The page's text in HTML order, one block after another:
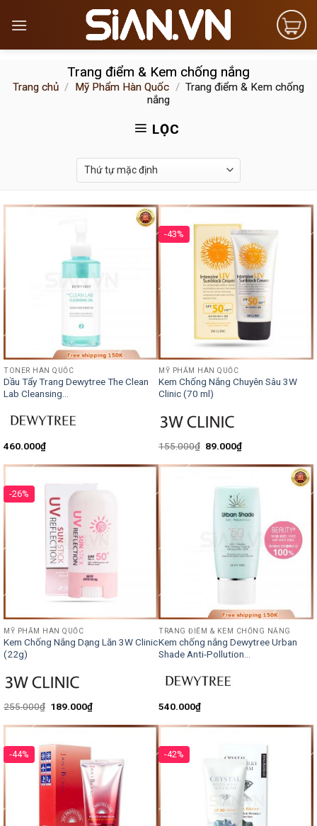
Trang điểm & Kem chống nắng
Trang chủ / Mỹ Phẩm Hàn Quốc / Trang điểm & Kem chống
nắng
LỌC
TONER HÀN QUỐC
Dầu Tẩy Trang Dewytree The Clean
Lab Cleansing...
460.000₫
-43%
MỸ PHẨM HÀN QUỐC
Kem Chống Nắng Chuyên Sâu 3W
Clinic (70 ml)
155.000₫ 89.000₫
-26%
MỸ PHẨM HÀN QUỐC
Kem Chống Nắng Dạng Lăn 3W Clinic
(22g)
255.000₫ 189.000₫
TRANG ĐIỂM & KEM CHỐNG NẮNG
Kem chống nắng Dewytree Urban
Shade Anti-Pollution...
540.000₫
-44% -42%